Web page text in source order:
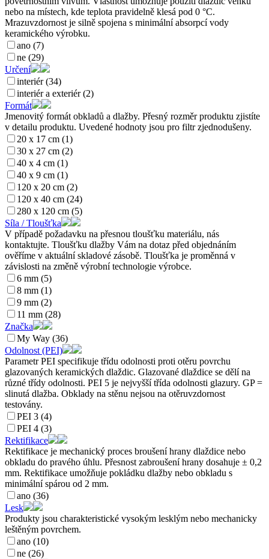
nebo na místech, kde teplota pravidelně klesá pod 0 °C.
Mrazuvzdornost je silně spojena s minimální absorpcí vody
keramického výrobku.
ano (7)
ne (29)
Určení
interiér (34)
interiér a exteriér (2)
Formát
Jmenovitý formát obkladů a dlažby. Přesný rozměr produktu zjistíte
v detailu produktu. Uvedené hodnoty jsou pro filtr zjednodušeny.
20 x 17 cm (1)
30 x 27 cm (2)
40 x 4 cm (1)
40 x 9 cm (1)
120 x 20 cm (2)
120 x 40 cm (24)
280 x 120 cm (5)
Síla / Tloušťka
V případě požadavku na přesnou tloušťku materiálu, nás
kontaktujte. Tloušťku dlažby Vám na dotaz před objednáním
ověříme v aktuální skladové zásobě. Tloušťka je proměnná v
závislosti na změně výrobní technologie výrobce.
6 mm (5)
8 mm (1)
9 mm (2)
11 mm (28)
Značka
My Way (36)
Odolnost (PEI)
Parametr PEI specifikuje třídu odolnosti proti otěru povrchu
glazovaných keramických dlaždic. Glazované dlaždice se dělí na
různé třídy odolnosti. PEI 5 je nejvyšší třída odolnosti glazury. GP =
slinutá dlažba. Obklady na stěnu nejsou na otěruvzdornost
testovány.
PEI 3 (4)
PEI 4 (3)
Rektifikace
Rektifikace je mechanický proces broušení hrany dlaždice nebo
obkladu do pravého úhlu. Přesnost zabroušení hrany dosahuje ± 0,2
mm. Rektifikace umožňuje pokládku dlažby nebo obkladu s
minimální spárou od 2 mm.
ano (36)
Lesk
Produkty jsou charakteristické vysokým lesklým nebo mechanicky
leštěným povrchem.
ano (10)
ne (26)